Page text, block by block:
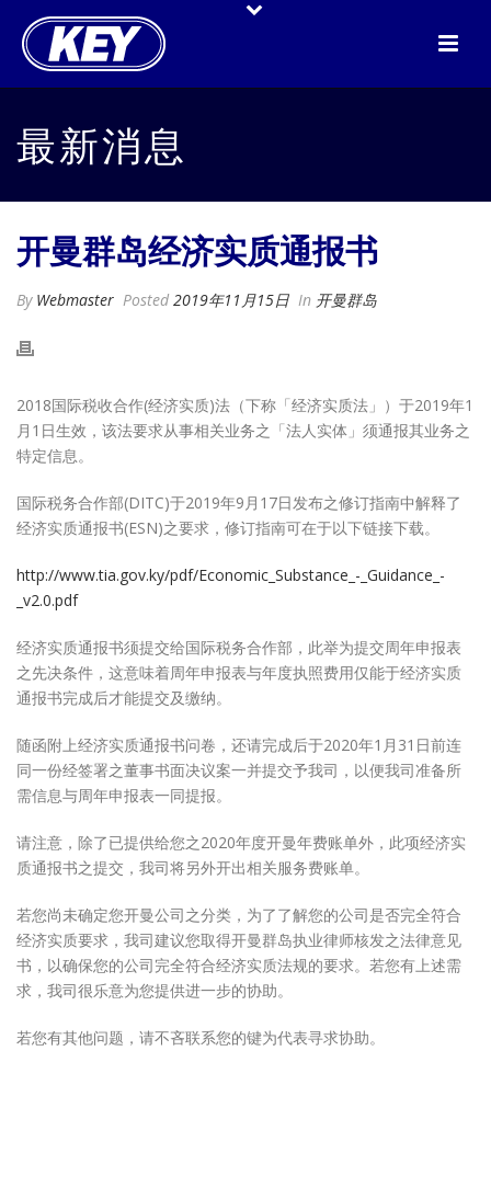
最新消息
开曼群岛经济实质通报书
By Webmaster Posted 2019年11月15日 In 开曼群岛
2018国际税收合作(经济实质)法（下称「经济实质法」）于2019年1
月1日生效，该法要求从事相关业务之「法人实体」须通报其业务之
特定信息。
国际税务合作部(DITC)于2019年9月17日发布之修订指南中解释了
经济实质通报书(ESN)之要求，修订指南可在于以下链接下载。
http://www.tia.gov.ky/pdf/Economic_Substance_-_Guidance_-
_v2.0.pdf
经济实质通报书须提交给国际税务合作部，此举为提交周年申报表
之先决条件，这意味着周年申报表与年度执照费用仅能于经济实质
通报书完成后才能提交及缴纳。
随函附上经济实质通报书问卷，还请完成后于2020年1月31日前连
同一份经签署之董事书面决议案一并提交予我司，以便我司准备所
需信息与周年申报表一同提报。
请注意，除了已提供给您之2020年度开曼年费账单外，此项经济实
质通报书之提交，我司将另外开出相关服务费账单。
若您尚未确定您开曼公司之分类，为了了解您的公司是否完全符合
经济实质要求，我司建议您取得开曼群岛执业律师核发之法律意见
书，以确保您的公司完全符合经济实质法规的要求。若您有上述需
求，我司很乐意为您提供进一步的协助。
若您有其他问题，请不吝联系您的键为代表寻求协助。